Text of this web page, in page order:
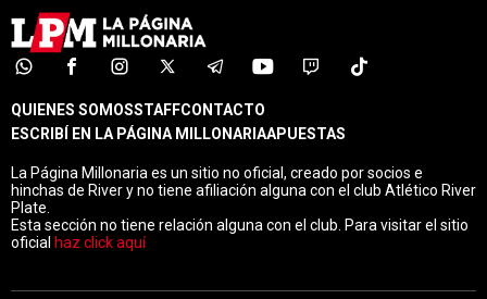
QUIENES SOMOSSTAFFCONTACTO
ESCRIBÍ EN LA PÁGINA MILLONARIAAPUESTAS
La Página Millonaria es un sitio no oficial, creado por socios e
hinchas de River y no tiene afiliación alguna con el club Atlético River
Plate.
Esta sección no tiene relación alguna con el club. Para visitar el sitio
oficial haz click aquí